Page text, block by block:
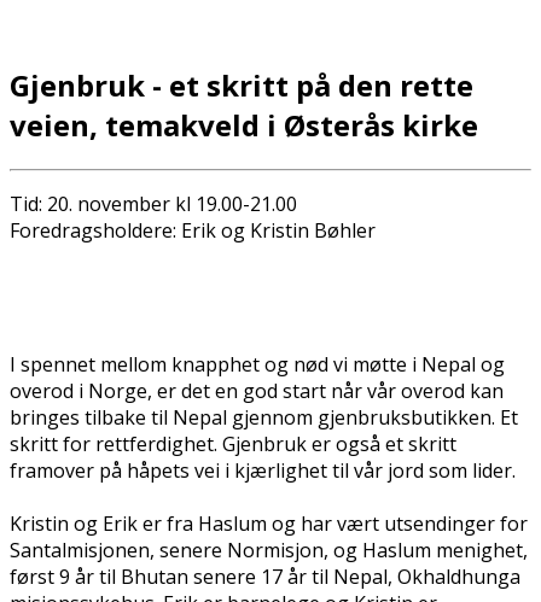
Gjenbruk - et skritt på den rette
veien, temakveld i Østerås kirke
Tid: 20. november kl 19.00-21.00
Foredragsholdere: Erik og Kristin Bøhler
I spennet mellom knapphet og nød vi møtte i Nepal og
overflod i Norge, er det en god start når vår overflod kan
bringes tilbake til Nepal gjennom gjenbruksbutikken. Et
skritt for rettferdighet. Gjenbruk er også et skritt
framover på håpets vei i kjærlighet til vår jord som lider.
Kristin og Erik er fra Haslum og har vært utsendinger for
Santalmisjonen, senere Normisjon, og Haslum menighet,
først 9 år til Bhutan senere 17 år til Nepal, Okhaldhunga